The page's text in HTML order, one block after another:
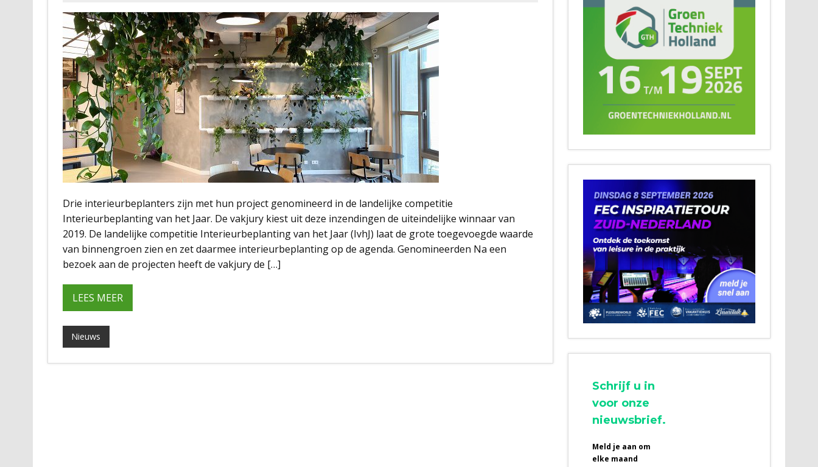
Drie interieurbeplanters zijn met hun project genomineerd in de landelijke competitie
Interieurbeplanting van het Jaar. De vakjury kiest uit deze inzendingen de uiteindelijke winnaar van
2019. De landelijke competitie Interieurbeplanting van het Jaar (IvhJ) laat de grote toegevoegde waarde
van binnengroen zien en zet daarmee interieurbeplanting op de agenda. Genomineerden Na een
bezoek aan de projecten heeft de vakjury de […]
LEES MEER
Nieuws
Schrijf u in
voor onze
nieuwsbrief.
Meld je aan om
elke maand